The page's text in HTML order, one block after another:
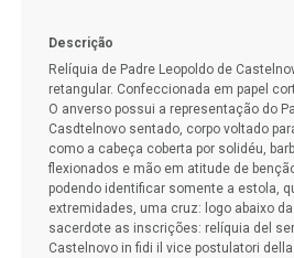
Descrição
Relíquia de Padre Leopoldo de
retangular. Confeccionada em papel
O anverso possui a representação do
Casdtelnovo sentado, corpo voltado
como a cabeça coberta por solidéu,
flexionados e mão em atitude de
podendo identificar somente a estola,
extremidades, uma cruz: logo abaixo
sacerdote as inscrições: relíquia del
Castelnovo in fidi il vice postulatori